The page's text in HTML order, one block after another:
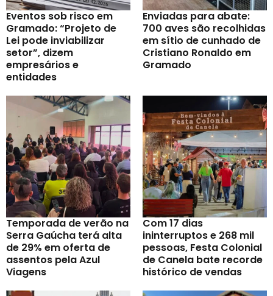
Eventos sob risco em
Gramado: “Projeto de
Lei pode inviabilizar
setor”, dizem
empresários e
entidades
Enviadas para abate:
700 aves são recolhidas
em sítio de cunhado de
Cristiano Ronaldo em
Gramado
Temporada de verão na
Serra Gaúcha terá alta
de 29% em oferta de
assentos pela Azul
Viagens
Com 17 dias
ininterruptos e 268 mil
pessoas, Festa Colonial
de Canela bate recorde
histórico de vendas